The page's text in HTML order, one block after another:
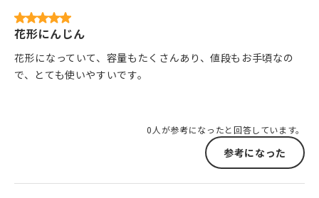
花形にんじん
花形になっていて、容量もたくさんあり、値段もお手頃なの
で、とても使いやすいです。
0人が参考になったと回答しています。
参考になった